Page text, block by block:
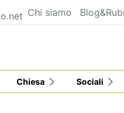
Chi siamo
Chiesa Sociali